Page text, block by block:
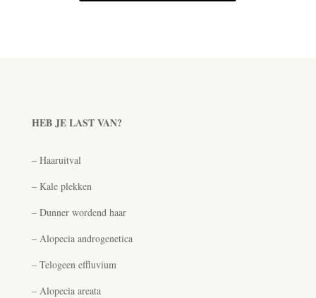
HEB JE LAST VAN?
– Haaruitval
– Kale plekken
– Dunner wordend haar
– Alopecia androgenetica
– Telogeen effluvium
– Alopecia areata